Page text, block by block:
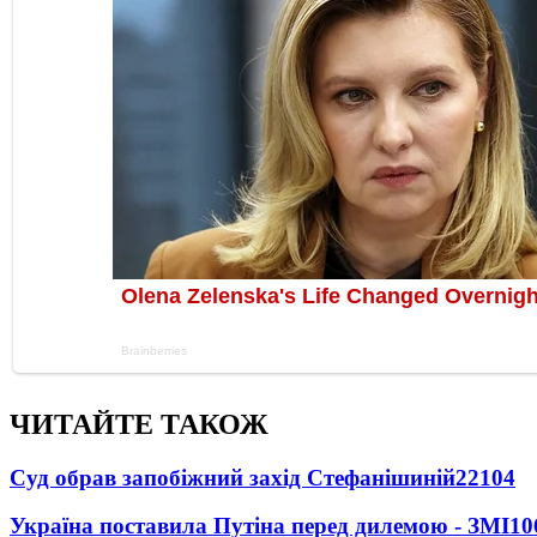
ЧИТАЙТЕ ТАКОЖ
Суд обрав запобіжний захід Стефанішиній22104
Україна поставила Путіна перед дилемою - ЗМІ